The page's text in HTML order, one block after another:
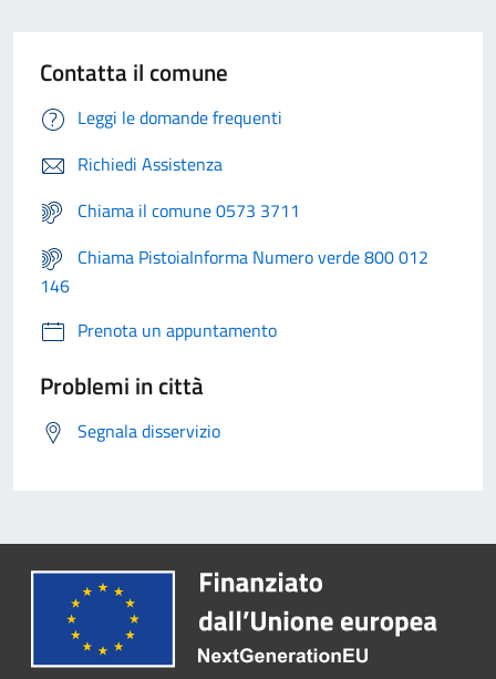
Contatta il comune
Leggi le domande frequenti
Richiedi Assistenza
Chiama il comune 0573 3711
Chiama PistoiaInforma Numero verde 800 012
146
Prenota un appuntamento
Problemi in città
Segnala disservizio